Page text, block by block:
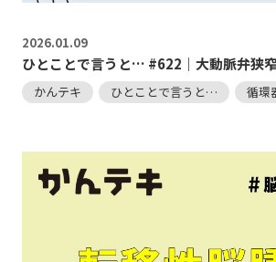
2026.01.09
ひとことで言うと… #622｜大動脈弁狭
かんテキ ひとことで言うと… 循環